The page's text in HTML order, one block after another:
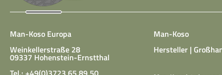
Man-Koso Europa
Weinkellerstraße 28
09337 Hohenstein-Ernstthal
Man-Koso
Hersteller |